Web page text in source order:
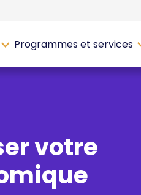
Programmes et services
votre